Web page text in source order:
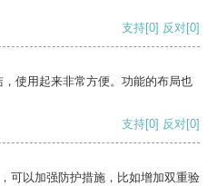
支持[0] 反对[0]
使用起来非常方便。功能的布局也
支持[0] 反对[0]
可以加强防护措施，比如增加双重验